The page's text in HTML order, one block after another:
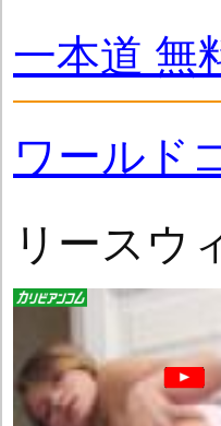
一本道 無
ワールド
リースウ